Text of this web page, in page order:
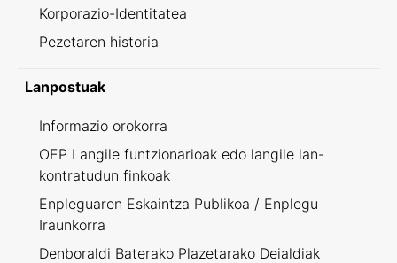
Korporazio-Identitatea
Pezetaren historia
Lanpostuak
Informazio orokorra
OEP Langile funtzionarioak edo langile lan-
kontratudun finkoak
Enpleguaren Eskaintza Publikoa / Enplegu
Iraunkorra
Denboraldi Baterako Plazetarako Deialdiak